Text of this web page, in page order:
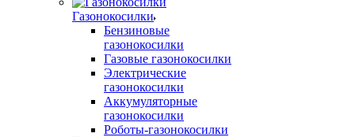
Газонокосилки
Бензиновые
газонокосилки
Газовые газонокосилки
Электрические
газонокосилки
Аккумуляторные
газонокосилки
Роботы-газонокосилки